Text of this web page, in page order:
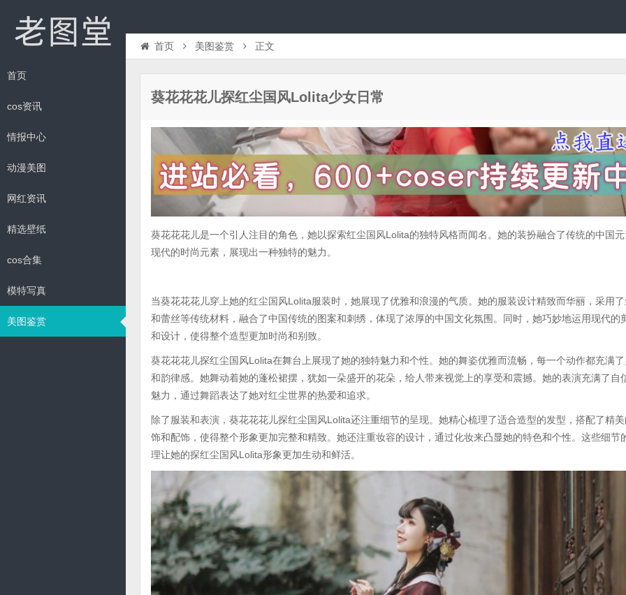
首页
cos资讯
情报中心
动漫美图
网红资讯
精选壁纸
cos合集
模特写真
美图鉴赏
首页 美图鉴赏 正文
葵花花花儿探红尘国风Lolita少女日常
葵花花花儿是一个引人注目的角色，她以探索红尘国风Lolita的独特风格而闻名。她的装扮融合了传统的中国
现代的时尚元素，展现出一种独特的魅力。
当葵花花花儿穿上她的红尘国风Lolita服装时，她展现了优雅和浪漫的气质。她的服装设计精致而华丽，采用
和蕾丝等传统材料，融合了中国传统的图案和刺绣，体现了浓厚的中国文化氛围。同时，她巧妙地运用现代的
和设计，使得整个造型更加时尚和别致。
葵花花花儿探红尘国风Lolita在舞台上展现了她的独特魅力和个性。她的舞姿优雅而流畅，每一个动作都充满
和韵律感。她舞动着她的蓬松裙摆，犹如一朵盛开的花朵，给人带来视觉上的享受和震撼。她的表演充满了自
魅力，通过舞蹈表达了她对红尘世界的热爱和追求。
除了服装和表演，葵花花花儿探红尘国风Lolita还注重细节的呈现。她精心梳理了适合造型的发型，搭配了精
饰和配饰，使得整个形象更加完整和精致。她还注重妆容的设计，通过化妆来凸显她的特色和个性。这些细节
理让她的探红尘国风Lolita形象更加生动和鲜活。